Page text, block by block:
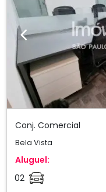
Previous
Conj. Comercial
Bela Vista
Aluguel:
02